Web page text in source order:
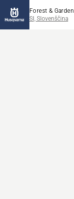
Forest & Garden
SI, Slovenščina